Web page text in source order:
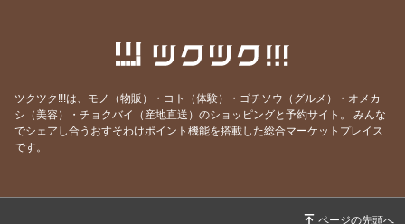
想いのふるさと納税
を特別価格で
2025/12/13 【再案内】冷凍惣菜、年内発送まだ間に合いま
販売開始
ツクツク!!!は、モノ（物販）・コト（体験）・ゴチソウ（グルメ）・オメカ
シ（美容）・チョクバイ（産地直送）のショッピングと予約サイト。
みんな
でシェアし合うおすそわけポイント機能を搭載した総合マーケットプレイス
です。